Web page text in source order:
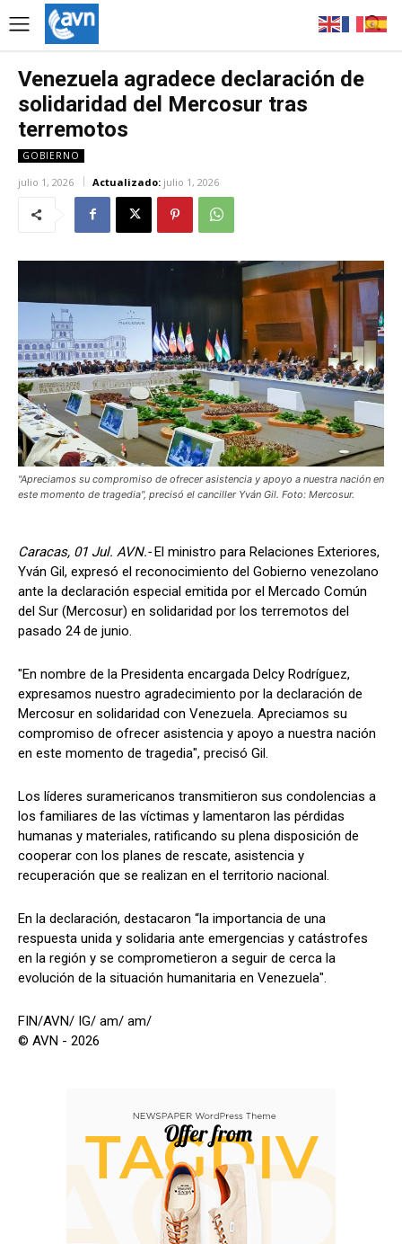
Venezuela agradece declaración de
solidaridad del Mercosur tras
terremotos
GOBIERNO
julio 1, 2026 Actualizado: julio 1, 2026
"Apreciamos su compromiso de ofrecer asistencia y apoyo a nuestra nación en
este momento de tragedia", precisó el canciller Yván Gil. Foto: Mercosur.
Caracas, 01 Jul. AVN.- El ministro para Relaciones Exteriores,
Yván Gil, expresó el reconocimiento del Gobierno venezolano
ante la declaración especial emitida por el Mercado Común
del Sur (Mercosur) en solidaridad por los terremotos del
pasado 24 de junio.
"En nombre de la Presidenta encargada Delcy Rodríguez,
expresamos nuestro agradecimiento por la declaración de
Mercosur en solidaridad con Venezuela. Apreciamos su
compromiso de ofrecer asistencia y apoyo a nuestra nación
en este momento de tragedia", precisó Gil.
Los líderes suramericanos transmitieron sus condolencias a
los familiares de las víctimas y lamentaron las pérdidas
humanas y materiales, ratificando su plena disposición de
cooperar con los planes de rescate, asistencia y
recuperación que se realizan en el territorio nacional.
En la declaración, destacaron “la importancia de una
respuesta unida y solidaria ante emergencias y catástrofes
en la región y se comprometieron a seguir de cerca la
evolución de la situación humanitaria en Venezuela".
FIN/AVN/ IG/ am/ am/
© AVN - 2026